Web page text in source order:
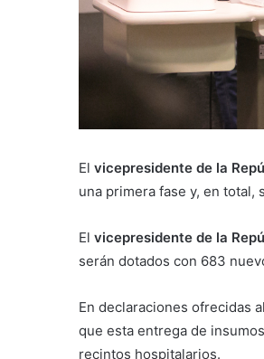
El vicepresidente de la
una primera fase y, en
El vicepresidente de la
serán dotados con 683
En declaraciones ofrecidas al
que esta entrega de
recintos hospitalarios.